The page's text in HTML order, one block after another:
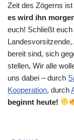
Zeit des Zögerns ist
es wird ihn
euch! Schließt
bereit sind, sich
stellen. Wir alle
uns dabei – durch
Kooperation, durch
beginnt heute!